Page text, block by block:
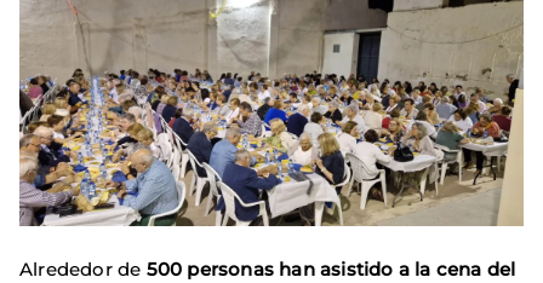
Alrededor de 500 personas han asistido a la cena del